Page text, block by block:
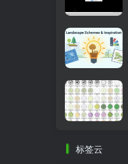
标签云